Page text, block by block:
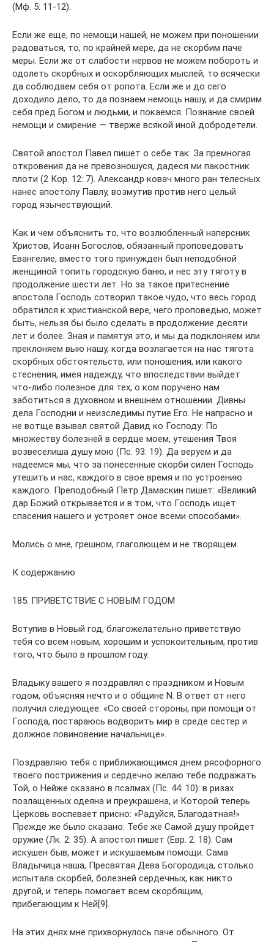
(Мф. 5: 11-12).
Если же еще, по немощи нашей, не можем при поношении
радоваться, то, по крайней мере, да не скорбим паче
меры. Если же от слабости нервов не можем побороть и
одолеть скорбных и оскорбляющих мыслей, то всячески
да соблюдаем себя от ропота. Если же и до сего
доходило дело, то да познаем немощь нашу, и да смирим
себя пред Богом и людьми, и покаемся. Познание своей
немощи и смирение — тверже всякой иной добродетели.
Святой апостол Павел пишет о себе так: За премногая
откровения да не превозношуся, дадеся ми пакостник
плоти (2 Кор. 12: 7). Александр ковач много ран телесных
нанес апостолу Павлу, возмутив против него целый
город язычествующий.
Как и чем объяснить то, что возлюбленный наперсник
Христов, Иоанн Богослов, обязанный проповедовать
Евангелие, вместо того принужден был неподобной
женщиной топить городскую баню, и нес эту тяготу в
продолжение шести лет. Но за такое притеснение
апостола Господь сотворил такое чудо, что весь город
обратился к христианской вере, чего проповедью, может
быть, нельзя бы было сделать в продолжение десяти
лет и более. Зная и памятуя это, и мы да подклоняем или
преклоняем выю нашу, когда возлагается на нас тягота
скорбных обстоятельств, или поношения, или какого
стеснения, имея надежду, что впоследствии выйдет
что-либо полезное для тех, о ком поручено нам
заботиться в духовном и внешнем отношении. Дивны
дела Господни и неизследимы путие Его. Не напрасно и
не вотще взывал святой Давид ко Господу: По
множеству болезней в сердце моем, утешения Твоя
возвеселиша душу мою (Пс. 93: 19). Да веруем и да
надеемся мы, что за понесенные скорби силен Господь
утешить и нас, каждого в свое время и по устроению
каждого. Преподобный Петр Дамаскин пишет: «Великий
дар Божий открывается и в том, что Господь ищет
спасения нашего и устрояет оное всеми способами».
Молись о мне, грешном, глаголющем и не творящем.
К содержанию
185. ПРИВЕТСТВИЕ С НОВЫМ ГОДОМ
Вступив в Новый год, благожелательно приветствую
тебя со всем новым, хорошим и успокоительным, против
того, что было в прошлом году.
Владыку вашего я поздравлял с праздником и Новым
годом, объясняя нечто и о общине N. В ответ от него
получил следующее: «Со своей стороны, при помощи от
Господа, постараюсь водворить мир в среде сестер и
должное повиновение начальнице».
Поздравляю тебя с приближающимся днем рясофорного
твоего пострижения и сердечно желаю тебе подражать
Той, о Нейже сказано в псалмах (Пс. 44: 10): в ризах
позлащенных одеяна и преукрашена, и Которой теперь
Церковь воспевает присно: «Радуйся, Благодатная!»
Прежде же было сказано: Тебе же Самой душу пройдет
оружие (Лк. 2: 35). А апостол пишет (Евр. 2: 18): Сам
искушен быв, может и искушаемым помощи. Сама
Владычица наша, Пресвятая Дева Богородица, столько
испытала скорбей, болезней сердечных, как никто
другой, и теперь помогает всем скорбящим,
прибегающим к Ней[9].
На этих днях мне прихворнулось паче обычного. От